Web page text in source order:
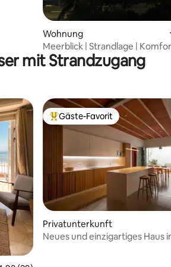
Wohnung
Meerblick | Strandlage |
Zimmer-Wohnung
mit Strandzugang
Beliebter Gäste-Favorit.
Gäste-Favorit
Privatunterkunft
Neues und einzigartiges Haus